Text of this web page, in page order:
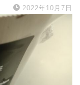
2022年10月7日